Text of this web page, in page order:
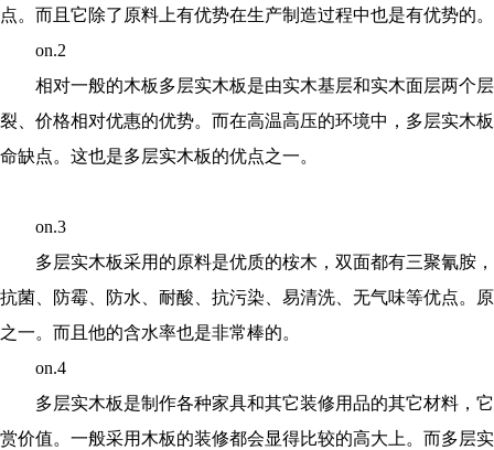
点。而且它除了原料上有优势在生产制造过程中也是有优势的
on.2
相对一般的木板多层实木板是由实木基层和实木面层两个
裂、价格相对优惠的优势。而在高温高压的环境中，多层实木
命缺点。这也是多层实木板的优点之一。
on.3
多层实木板采用的原料是优质的桉木，双面都有三聚氰胺，
抗菌、防霉、防水、耐酸、抗污染、易清洗、无气味等优点。
之一。而且他的含水率也是非常棒的。
on.4
多层实木板是制作各种家具和其它装修用品的其它材料，
赏价值。一般采用木板的装修都会显得比较的高大上。而多层